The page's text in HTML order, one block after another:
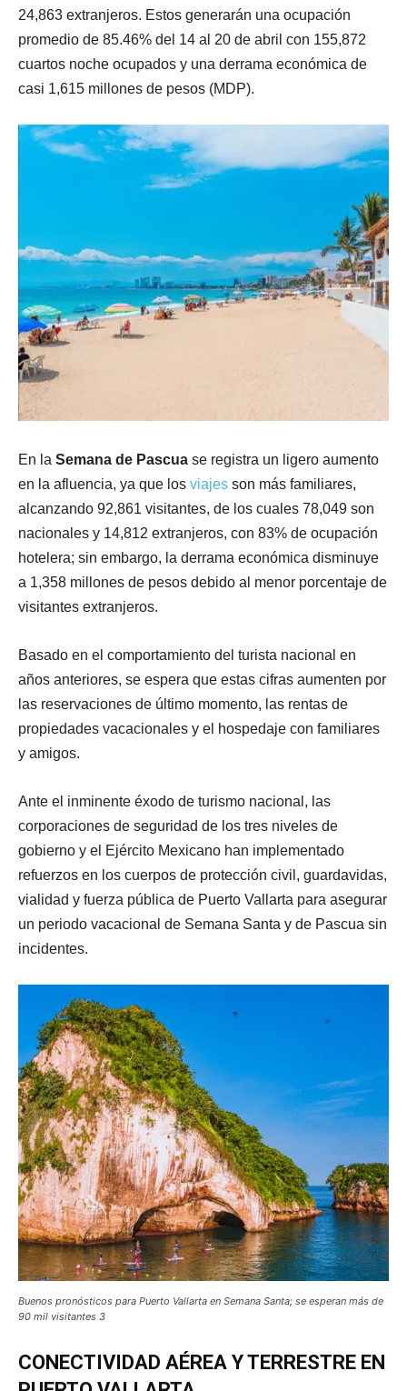
24,863 extranjeros. Estos generarán una ocupación
promedio de 85.46% del 14 al 20 de abril con 155,872
cuartos noche ocupados y una derrama económica de
casi 1,615 millones de pesos (MDP).
En la Semana de Pascua se registra un ligero aumento
en la afluencia, ya que los viajes son más familiares,
alcanzando 92,861 visitantes, de los cuales 78,049 son
nacionales y 14,812 extranjeros, con 83% de ocupación
hotelera; sin embargo, la derrama económica disminuye
a 1,358 millones de pesos debido al menor porcentaje de
visitantes extranjeros.
Basado en el comportamiento del turista nacional en
años anteriores, se espera que estas cifras aumenten por
las reservaciones de último momento, las rentas de
propiedades vacacionales y el hospedaje con familiares
y amigos.
Ante el inminente éxodo de turismo nacional, las
corporaciones de seguridad de los tres niveles de
gobierno y el Ejército Mexicano han implementado
refuerzos en los cuerpos de protección civil, guardavidas,
vialidad y fuerza pública de Puerto Vallarta para asegurar
un periodo vacacional de Semana Santa y de Pascua sin
incidentes.
Buenos pronósticos para Puerto Vallarta en Semana Santa; se esperan más de
90 mil visitantes 3
CONECTIVIDAD AÉREA Y TERRESTRE EN